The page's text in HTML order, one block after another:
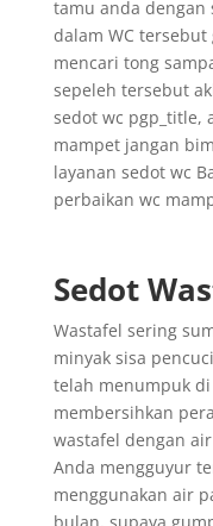
tamu anda dengan
dalam WC
mencari tong
sepeleh tersebut
sedot wc pgp_title,
mampet jangan
layanan sedot wc
perbaikan wc
Sedot
Wastafel sering
minyak sisa
telah menumpuk
membersihkan
wastafel dengan
Anda mengguyur
menggunakan air
bulan, supaya